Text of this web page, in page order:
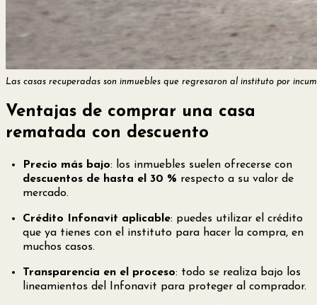
Las casas recuperadas son inmuebles que regresaron al instituto por
Ventajas de comprar una casa
rematada con descuento
Precio más bajo: los inmuebles suelen ofrecerse con
descuentos de hasta el 30 % respecto a su valor de
mercado.
Crédito Infonavit aplicable: puedes utilizar el crédito
que ya tienes con el instituto para hacer la compra, en
muchos casos.
Transparencia en el proceso: todo se realiza bajo los
lineamientos del Infonavit para proteger al comprador.